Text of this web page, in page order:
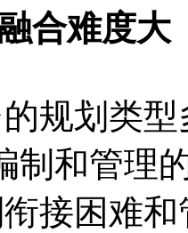
合难度大
规划类
制和管理
接困难